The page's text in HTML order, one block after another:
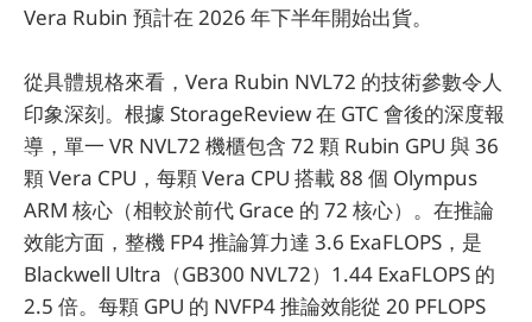
Vera Rubin 預計在 2026 年下半年開始出貨。
從具體規格來看，Vera Rubin NVL72 的技術參數令人
印象深刻。根據 StorageReview 在 GTC 會後的深度報
導，單一 VR NVL72 機櫃包含 72 顆 Rubin GPU 與 36
顆 Vera CPU，每顆 Vera CPU 搭載 88 個 Olympus
ARM 核心（相較於前代 Grace 的 72 核心）。在推論
效能方面，整機 FP4 推論算力達 3.6 ExaFLOPS，是
Blackwell Ultra（GB300 NVL72）1.44 ExaFLOPS 的
2.5 倍。每顆 GPU 的 NVFP4 推論效能從 20 PFLOPS